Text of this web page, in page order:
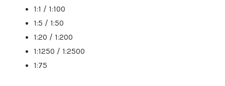
1:1 / 1:100
1:5 / 1:50
1:20 / 1:200
1:1250 / 1:2500
1:75